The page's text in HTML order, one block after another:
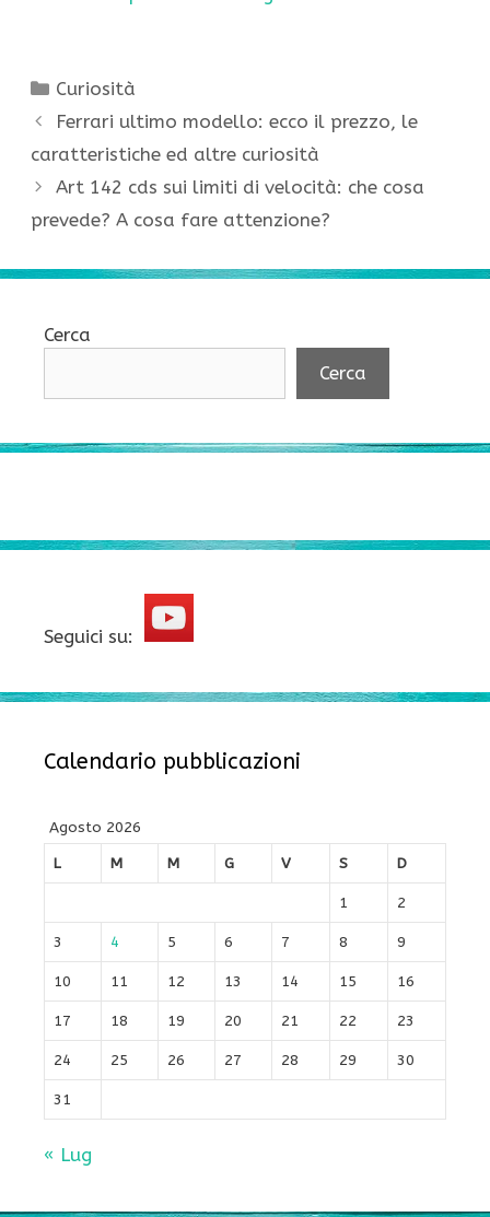
Categorie
Curiosità
Ferrari ultimo modello: ecco il prezzo, le
caratteristiche ed altre curiosità
Art 142 cds sui limiti di velocità: che cosa
prevede? A cosa fare attenzione?
Cerca
Cerca
Seguici su:
Calendario pubblicazioni
Agosto 2026
L
M M G V S D
1 2
3 4 5 6 7 8 9
10 11 12 13 14 15 16
17 18 19 20 21 22 23
24 25 26 27 28 29 30
31
« Lug